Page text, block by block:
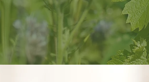
Erleben Sie das neue
Traditionen